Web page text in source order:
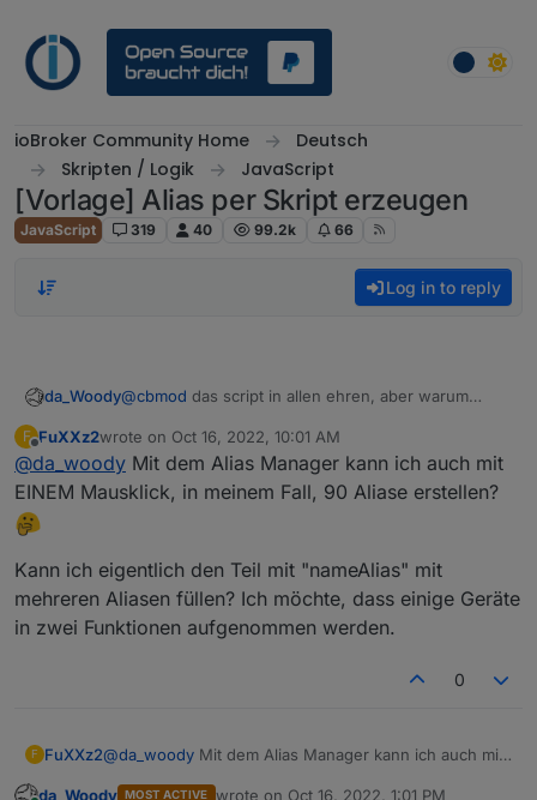
ioBroker Community Home
Deutsch
Skripten / Logik
JavaScript
[Vorlage] Alias per Skript erzeugen
JavaScript 319 40 99.2k 66
Log in to reply
da_Woody@cbmod das script in allen ehren, aber warum
F
Offline
FuXXz2wrote on Oct 16, 2022, 10:01 AM
last edited by
@da_woody Mit dem Alias Manager kann ich auch mit
EINEM Mausklick, in meinem Fall, 90 Aliase erstellen?
Kann ich eigentlich den Teil mit "nameAlias" mit
mehreren Aliasen füllen? Ich möchte, dass einige Geräte
in zwei Funktionen aufgenommen werden.
0
F FuXXz2@da_woody Mit dem Alias Manager kann ich auch mit
da_Woody MOST ACTIVE wrote on Oct 16, 2022, 1:01 PM